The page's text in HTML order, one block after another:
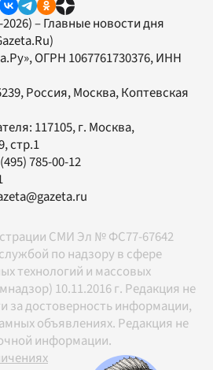
– Главные новости дня
, ОГРН 1067761730376, ИНН
Россия, Москва, Коптевская
117105, г. Москва,
стр.1
785-00-12
СМИ Эл № ФС77-67642
по надзору в сфере
технологий и массовых
10.11.2016 г. Редакция не
за достоверность информации,
объявлениях. Редакция не
информации.